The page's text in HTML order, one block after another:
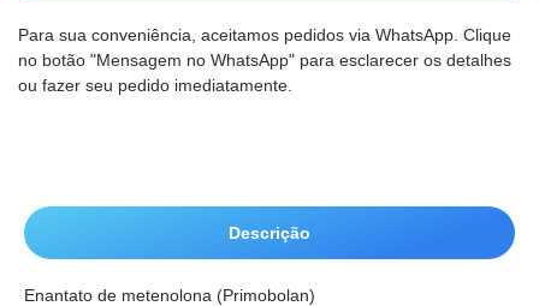
Para sua conveniência, aceitamos pedidos via WhatsApp. Clique
no botão "Mensagem no WhatsApp" para esclarecer os detalhes
ou fazer seu pedido imediatamente.
Descrição
Enantato de metenolona (Primobolan)